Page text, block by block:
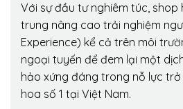
Với sự đầu tư nghiêm túc, shop
trung nâng cao trải nghiệm
Experience) kể cả trên môi
ngoại tuyến để đem lại một
hảo xứng đáng trong nỗ lực
hoa số 1 tại Việt Nam.